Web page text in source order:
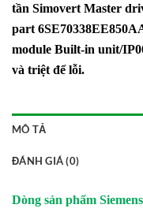
tần Simovert Master
part
module Built-in unit/
và triệt để lỗi.
MÔ TẢ
ĐÁNH GIÁ (0)
Dòng sản phẩm